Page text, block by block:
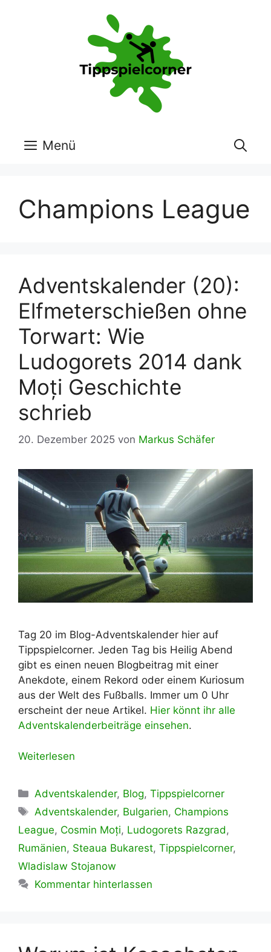
Menü
Champions League
Adventskalender (20):
Elfmeterschießen ohne
Torwart: Wie
Ludogorets 2014 dank
Moți Geschichte
schrieb
20. Dezember 2025 von Markus Schäfer
Tag 20 im Blog-Adventskalender hier auf
Tippspielcorner. Jeden Tag bis Heilig Abend
gibt es einen neuen Blogbeitrag mit einer
Anekdote, einem Rekord oder einem Kuriosum
aus der Welt des Fußballs. Immer um 0 Uhr
erscheint der neue Artikel. Hier könnt ihr alle
Adventskalenderbeiträge einsehen.
Weiterlesen
Kategorien
Adventskalender, Blog,Tippspielcorner
Schlagwörter
Adventskalender, Bulgarien, Champions
League, Cosmin Moți, Ludogorets Razgrad ,
Rumänien, Steaua Bukarest, Tippspielcorner,
Wladislaw Stojanow
Kommentar hinterlassen